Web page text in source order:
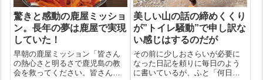
驚きと感動の鹿屋ミッショ
ン。長年の夢は鹿屋で実現
していた！
早朝の鹿屋ミッション「皆さん
の熱心さと明るさで鹿児島の教
会を救ってください。皆さん
美しい山の話の締めくくり
が”トイレ騒動”で申し訳な
い感じはするのだが
その前に少しおさらいが必要に
なった日記を頼りに毎日のよう
に書いているが、ふと「何日目